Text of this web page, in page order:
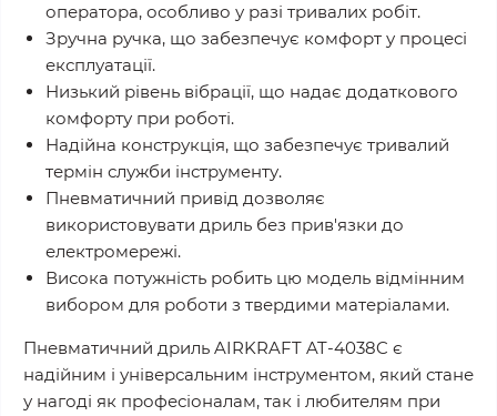
оператора, особливо у разі тривалих робіт.
Зручна ручка, що забезпечує комфорт у процесі
експлуатації.
Низький рівень вібрації, що надає додаткового
комфорту при роботі.
Надійна конструкція, що забезпечує тривалий
термін служби інструменту.
Пневматичний привід дозволяє
використовувати дриль без прив'язки до
електромережі.
Висока потужність робить цю модель відмінним
вибором для роботи з твердими матеріалами.
Пневматичний дриль AIRKRAFT AT-4038C є
надійним і універсальним інструментом, який стане
у нагоді як професіоналам, так і любителям при